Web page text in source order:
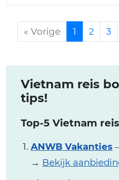
« Vorige 1 2 3
Vietnam reis
tips!
Top-5 Vietnam
ANWB Vakanties
→ Bekijk